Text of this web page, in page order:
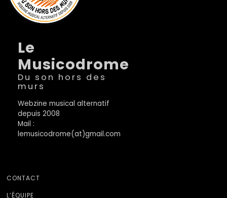
Le
Musicodrome
Du son hors des
murs
Webzine musical alternatif
depuis 2008
Mail :
lemusicodrome(at)gmail.com
CONTACT
L’ÉQUIPE